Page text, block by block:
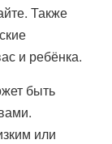
Также
и ребёнка.
быть
или